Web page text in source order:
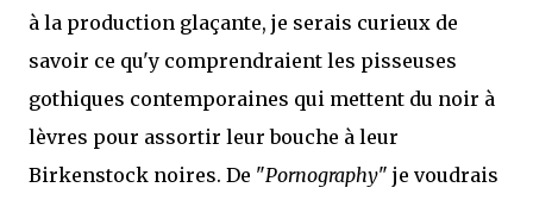
à la production glaçante, je serais curieux de
savoir ce qu'y comprendraient les pisseuses
gothiques contemporaines qui mettent du noir à
lèvres pour assortir leur bouche à leur
Birkenstock noires. De "Pornography" je voudrais